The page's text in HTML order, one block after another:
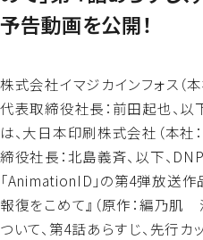
事業紹介 TOP
出版事業
メディア事業
イベント事業／
配信事業
アパレル事業
COMPANY
会社情報 TOP
企業理念
会社概要
アクセス
沿革
RECRUIT
採用情報 TOP
新卒採用
中途・
アルバイト採用
よくあるご質問
ONLINE
予告動画を公開！
株式会社イマジカインフォス（
代表取締役社長：前田起也、以
は、大日本印刷株式会社（本社
締役社長：北島義⻫、以下、
「AnimationID」の第4弾放送作
報復をこめて』（原作：編乃肌
ついて、第4話あらすじ、先行カ